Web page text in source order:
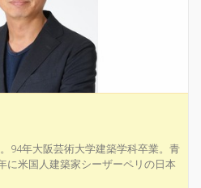
94年大阪芸術大学建築学科卒業。青
に米国人建築家シーザーペリの日本